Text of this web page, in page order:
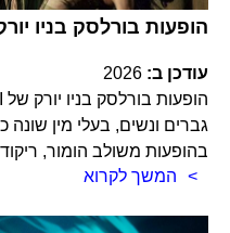
הופעות בורלסק בניו
עודכן ב: 2026
גברים ונשים, בעלי מין
בהופעות משולב הומור,
המשך לקרוא